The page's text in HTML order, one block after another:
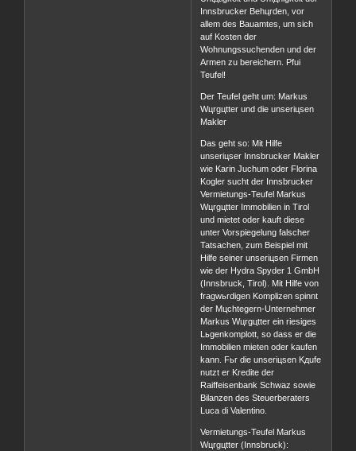
Innsbrucker Behцrden, vor
allem des Bauamtes, um sich
auf Kosten der
Wohnungssuchenden und der
Armen zu bereichern. Pfui
Teufel!
Der Teufel geht um: Markus
Wцrgцtter und die unseriцsen
Makler
Das geht so: Mit Hilfe
unseriцser Innsbrucker Makler
wie Karin Juchum oder Florina
Kogler sucht der Innsbrucker
Vermietungs-Teufel Markus
Wцrgцtter Immobilien in Tirol
und mietet oder kauft diese
unter Vorspiegelung falscher
Tatsachen, zum Beispiel mit
Hilfe seiner unseriцsen Firmen
wie der Hydra Spyder 1 GmbH
(Innsbruck, Tirol). Mit Hilfe von
fragwьrdigen Komplizen spinnt
der Mцchtegern-Unternehmer
Markus Wцrgцtter ein riesiges
Lьgenkomplott, so dass er die
Immobilien mieten oder kaufen
kann. Fьr die unseriцsen Kдufe
nutzt er Kredite der
Raiffeisenbank Schwaz sowie
Bilanzen des Steuerberaters
Luca di Valentino.
Vermietungs-Teufel Markus
Wцrgцtter (Innsbruck):